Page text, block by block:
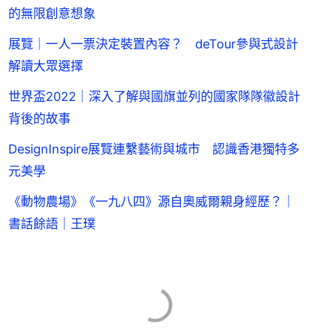
的無限創意想象
展覽｜一人一票決定裝置內容？ deTour參與式設計
解讀大眾選擇
世界盃2022｜深入了解與國旗並列的國家隊隊徽設計
背後的故事
DesignInspire展覽連繫藝術與城市 認識香港獨特多
元美學
《動物農場》《一九八四》源自奧威爾親身經歷？｜
書話餘語｜王璞